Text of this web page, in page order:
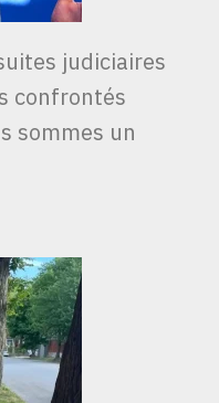
judiciaires
confrontés
sommes un